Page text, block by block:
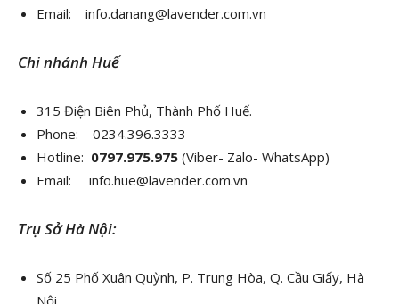
Email: info.danang@lavender.com.vn
Chi nhánh Huế
315 Điện Biên Phủ, Thành Phố Huế.
Phone: 0234.396.3333
Hotline: 0797.975.975 (Viber- Zalo- WhatsApp)
Email: info.hue@lavender.com.vn
Trụ Sở Hà Nội:
Số 25 Phố Xuân Quỳnh, P. Trung Hòa, Q. Cầu Giấy, Hà
Nội